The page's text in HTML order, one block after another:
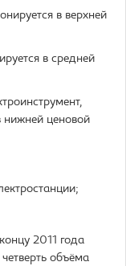
в верхней
в средней
нижней ценовой
2011 года
объёма